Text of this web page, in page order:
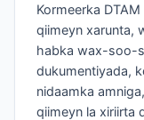
Kormeerka
qiimeyn xarunta,
habka wax-soo-
dukumentiyada,
nidaamka
qiimeyn la xiriirta